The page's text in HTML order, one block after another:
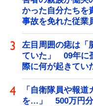
かった自分たち
事故を免れた従業
左目周囲の痣は「
ていた」 09年に
際に何が起きてい
「自衛隊員や報
を…」 500万円分